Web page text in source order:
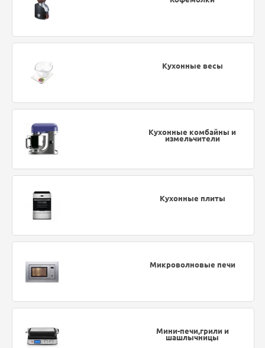
Кухонные весы
Кухонные комбайны и
измельчители
Кухонные плиты
Микроволновые печи
Мини-печи,грили и
шашлычницы